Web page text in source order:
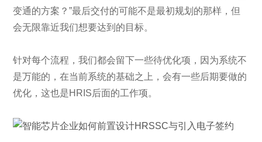
变通的方案？”最后交付的可能不是最初规划的那样，但
会无限靠近我们想要达到的目标。
针对每个流程，我们都会留下一些待优化项，因为系统不
是万能的，在当前系统的基础之上，会有一些后期要做的
优化，这也是HRIS后面的工作项。